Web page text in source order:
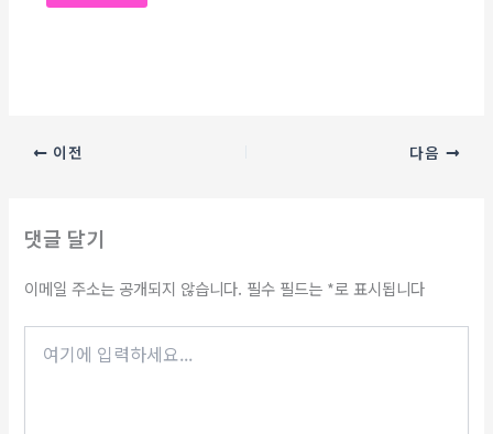
이전 다음
댓글 달기
이메일 주소는 공개되지 않습니다. 필수 필드는 *로 표시됩니다